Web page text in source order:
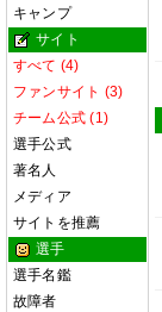
キャンプ
サイト
すべて (4)
ファンサイト (3)
チーム公式 (1)
選手公式
著名人
メディア
サイトを推薦
選手
選手名鑑
故障者